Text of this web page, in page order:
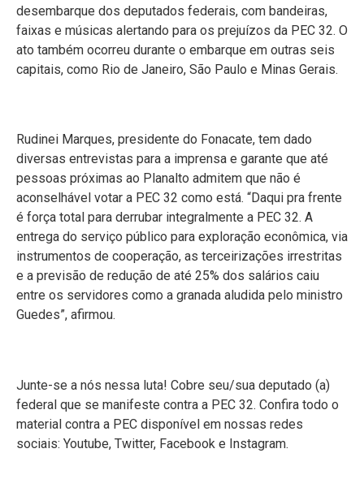
desembarque dos deputados federais, com bandeiras,
faixas e músicas alertando para os prejuízos da PEC 32. O
ato também ocorreu durante o embarque em outras seis
capitais, como Rio de Janeiro, São Paulo e Minas Gerais.
Rudinei Marques, presidente do Fonacate, tem dado
diversas entrevistas para a imprensa e garante que até
pessoas próximas ao Planalto admitem que não é
aconselhável votar a PEC 32 como está. “Daqui pra frente
é força total para derrubar integralmente a PEC 32. A
entrega do serviço público para exploração econômica, via
instrumentos de cooperação, as terceirizações irrestritas
e a previsão de redução de até 25% dos salários caiu
entre os servidores como a granada aludida pelo ministro
Guedes”, afirmou.
Junte-se a nós nessa luta! Cobre seu/sua deputado (a)
federal que se manifeste contra a PEC 32. Confira todo o
material contra a PEC disponível em nossas redes
sociais: Youtube, Twitter, Facebook e Instagram.